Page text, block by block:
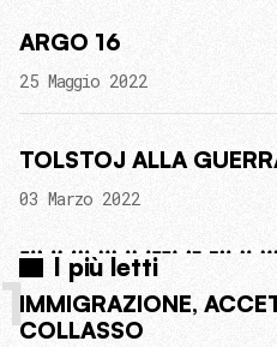
ARGO 16
25 Maggio 2022
TOLSTOJ ALLA
03 Marzo 2022
I più letti
1IMMIGRAZIONE,
COLLASSO